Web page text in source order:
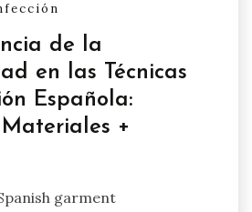
de la
en las Técnicas
Española:
+
garment